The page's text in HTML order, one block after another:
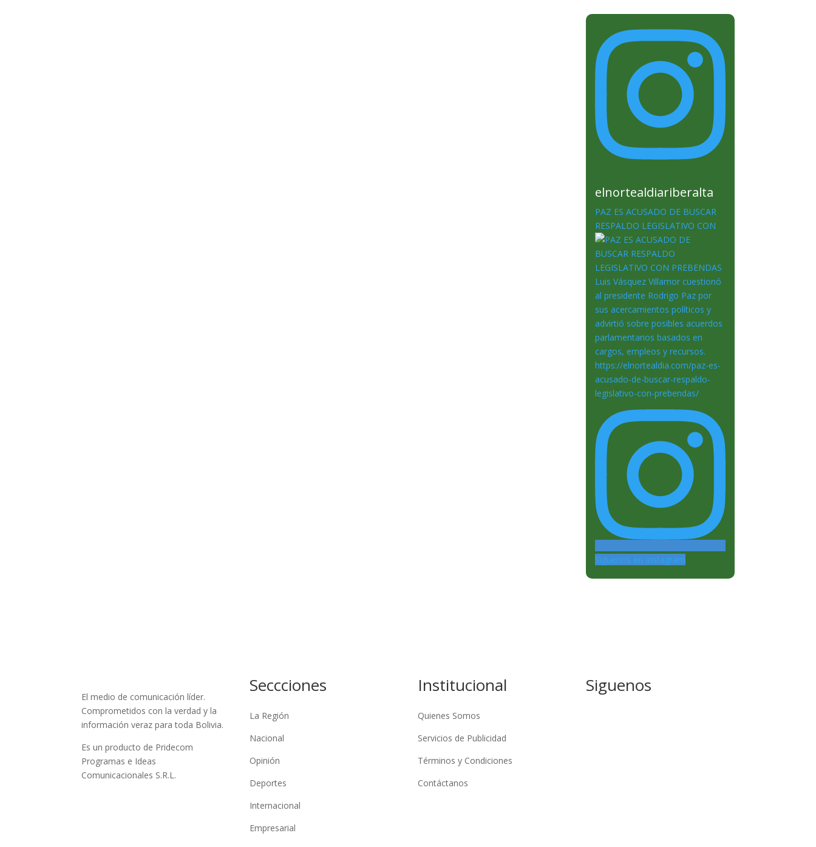
elnortealdiariberalta
PAZ ES ACUSADO DE BUSCAR
RESPALDO LEGISLATIVO CON
Siguenos en Instagram
El medio de comunicación líder.
Comprometidos con la verdad y la
información veraz para toda Bolivia.
Es un producto de Pridecom
Programas e Ideas
Comunicacionales S.R.L.
Seccciones
La Región
Nacional
Opinión
Deportes
Internacional
Empresarial
Institucional
Quienes Somos
Servicios de Publicidad
Términos y Condiciones
Contáctanos
Siguenos